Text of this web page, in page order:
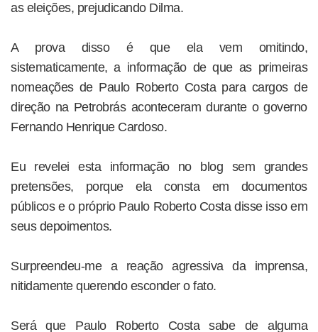
as eleições, prejudicando Dilma.
A prova disso é que ela vem omitindo,
sistematicamente, a informação de que as primeiras
nomeações de Paulo Roberto Costa para cargos de
direção na Petrobrás aconteceram durante o governo
Fernando Henrique Cardoso.
Eu revelei esta informação no blog sem grandes
pretensões, porque ela consta em documentos
públicos e o próprio Paulo Roberto Costa disse isso em
seus depoimentos.
Surpreendeu-me a reação agressiva da imprensa,
nitidamente querendo esconder o fato.
Será que Paulo Roberto Costa sabe de alguma